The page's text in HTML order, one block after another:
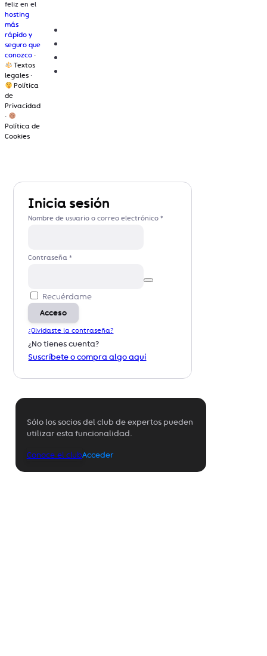
feliz en el
hosting
más
rápido y
seguro que
conozco ·
Textos
legales ·
Política
de
Privacidad
·
Política de
Cookies
Inicia sesión
Nombre de usuario o correo electrónico*
Contraseña*
Recuérdame
Acceso
¿Olvidaste la contraseña?
¿No tienes cuenta?
Suscríbete o compra algo aquí
Sólo los socios del club de expertos pueden
utilizar esta funcionalidad.
Conoce el clubAcceder